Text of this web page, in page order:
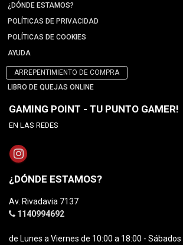
¿DÓNDE ESTAMOS?
POLÍTICAS DE PRIVACIDAD
POLÍTICAS DE COOKIES
AYUDA
ARREPENTIMIENTO DE COMPRA
LIBRO DE QUEJAS ONLINE
GAMING POINT - TU PUNTO GAMER!
EN LAS REDES
¿DÓNDE ESTAMOS?
Av. Rivadavia 7137
1140994692
de Lunes a Viernes de 10:00 a 18:00 - Sábados